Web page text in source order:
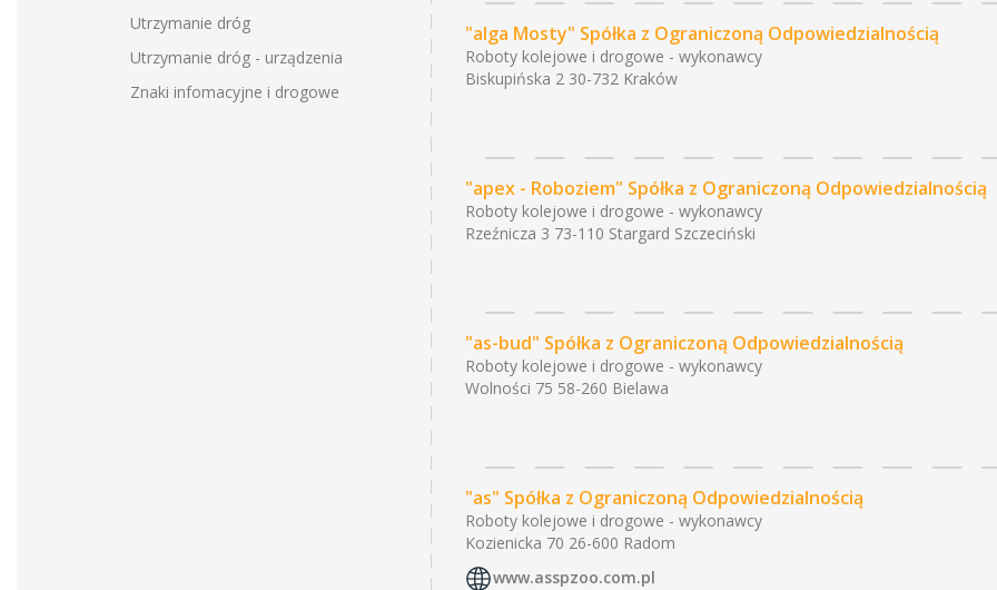
Utrzymanie dróg
Utrzymanie dróg - urządzenia
Znaki infomacyjne i drogowe
"alga Mosty" Spółka z Ograniczoną Odpowiedzialnością
Roboty kolejowe i drogowe - wykonawcy
Biskupińska 2 30-732 Kraków
"apex - Roboziem" Spółka z Ograniczoną Odpowiedzialnością
Roboty kolejowe i drogowe - wykonawcy
Rzeźnicza 3 73-110 Stargard Szczeciński
"as-bud" Spółka z Ograniczoną Odpowiedzialnością
Roboty kolejowe i drogowe - wykonawcy
Wolności 75 58-260 Bielawa
"as" Spółka z Ograniczoną Odpowiedzialnością
Roboty kolejowe i drogowe - wykonawcy
Kozienicka 70 26-600 Radom
www.asspzoo.com.pl